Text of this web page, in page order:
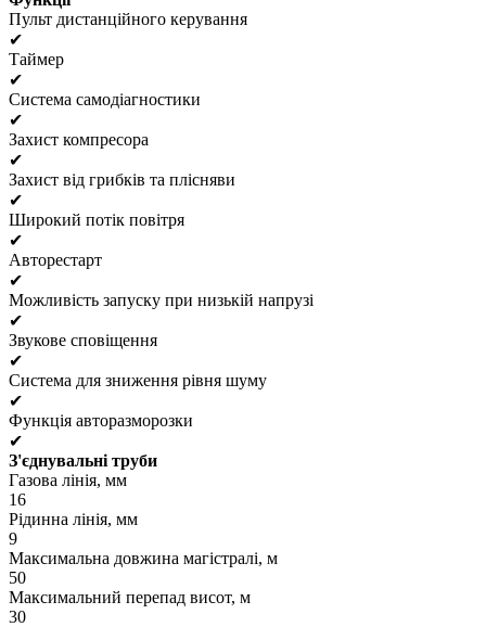
Пульт дистанційного керування
✔
Таймер
✔
Система самодіагностики
✔
Захист компресора
✔
Захист від грибків та плісняви
✔
Широкий потік повітря
✔
Авторестарт
✔
Можливість запуску при низькій напрузі
✔
Звукове сповіщення
✔
Система для зниження рівня шуму
✔
Функція авторазморозки
✔
З'єднувальні труби
Газова лінія, мм
16
Рідинна лінія, мм
9
Максимальна довжина магістралі, м
50
Максимальний перепад висот, м
30